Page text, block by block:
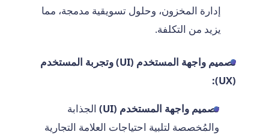
إدارة المخزون، وحلول تسويقية مدمجة، مما
يزيد من التكلفة.
تصميم واجهة المستخدم (UI) وتجربة المستخدم
(UX):
تصميم واجهة المستخدم (UI)
الجذابة
والمُخصصة لتلبية احتياجات العلامة التجارية